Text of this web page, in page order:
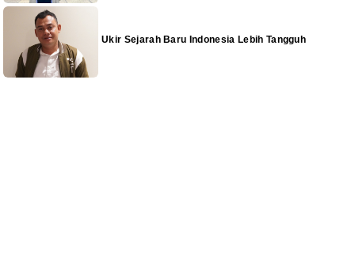
Ukir Sejarah Baru Indonesia Lebih Tangguh